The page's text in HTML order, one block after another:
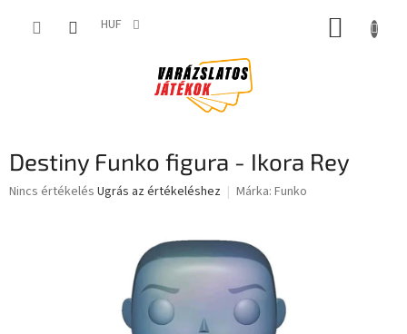
HUF KOSÁR
Destiny Funko figura - Ikora Rey
A
Nincs értékelés Ugrás az értékeléshez Márka: Funko